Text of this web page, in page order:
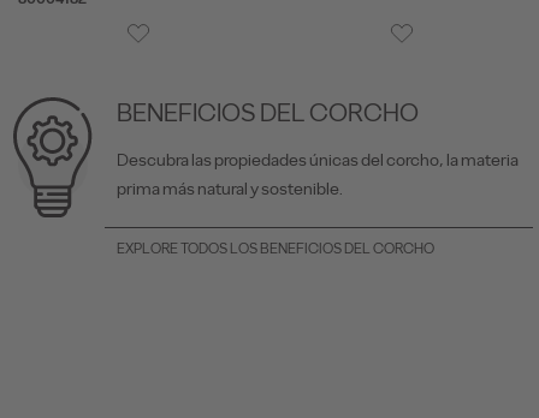
BENEFICIOS DEL CORCHO
Descubra las propiedades únicas del corcho, la materia
prima más natural y sostenible.
EXPLORE TODOS LOS BENEFICIOS DEL CORCHO